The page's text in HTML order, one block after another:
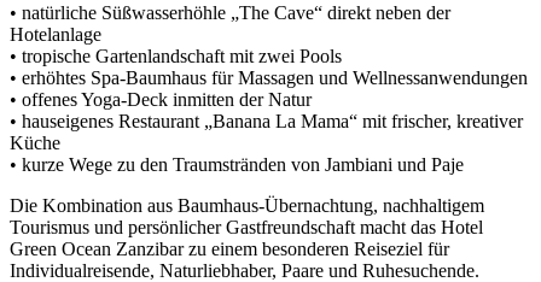
• natürliche Süßwasserhöhle „The Cave“ direkt neben der
Hotelanlage
• tropische Gartenlandschaft mit zwei Pools
• erhöhtes Spa-Baumhaus für Massagen und Wellnessanwendungen
• offenes Yoga-Deck inmitten der Natur
• hauseigenes Restaurant „Banana La Mama“ mit frischer, kreativer
Küche
• kurze Wege zu den Traumstränden von Jambiani und Paje
Die Kombination aus Baumhaus-Übernachtung, nachhaltigem
Tourismus und persönlicher Gastfreundschaft macht das Hotel
Green Ocean Zanzibar zu einem besonderen Reiseziel für
Individualreisende, Naturliebhaber, Paare und Ruhesuchende.